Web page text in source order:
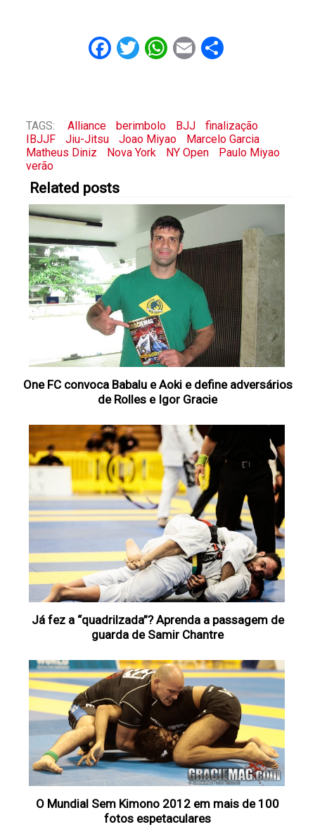
Facebook
Twitter
WhatsApp
EmailShare
TAGS: Alliance berimbolo BJJ
finalização
IBJJF
Jiu-Jitsu Joao Miyao
Marcelo Garcia
Matheus Diniz
Nova York NY Open
Paulo Miyao
verão
Related posts
One FC convoca Babalu e Aoki e define adversários
Já fez a “quadrilzada”? Aprenda a passagem de
guarda de Samir Chantre
O Mundial Sem Kimono 2012 em mais de 100
fotos espetaculares